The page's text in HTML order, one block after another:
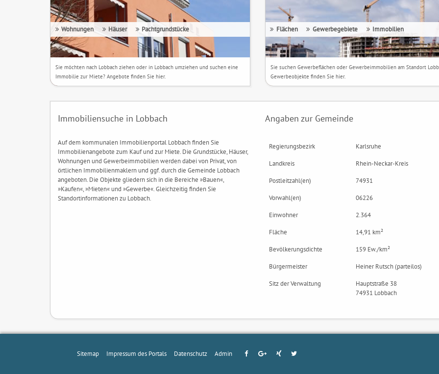
Wohnungen Häuser Pachtgrundstücke
Sie möchten nach Lobbach ziehen oder in Lobbach umziehen und suchen eine
Immobilie zur Miete? Angebote finden Sie hier.
Flächen Gewerbegebiete Immobilien
Sie suchen Gewerbeflächen oder Gewerbeimmobilien am Standort
Gewerbeobjekte finden Sie hier.
Immobiliensuche in Lobbach
Auf dem kommunalen Immobilienportal Lobbach finden Sie
Immobilienangebote zum Kauf und zur Miete. Die Grundstücke, Häuser,
Wohnungen und Gewerbeimmobilien werden dabei von Privat, von
örtlichen Immobilienmaklern und ggf. durch die Gemeinde Lobbach
angeboten. Die Objekte gliedern sich in die Bereiche »Bauen«,
»Kaufen«, »Mieten« und »Gewerbe«. Gleichzeitig finden Sie
Standortinformationen zu Lobbach.
Angaben zur Gemeinde
Regierungsbezirk
Karlsruhe
Landkreis
Rhein-Neckar-Kreis
Postleitzahl(en)
74931
Vorwahl(en)
06226
Einwohner
2.364
Fläche
14,91 km²
Bevölkerungsdichte
159 Ew./km²
Bürgermeister
Heiner Rutsch (parteilos)
Sitz der Verwaltung
Hauptstraße 38
74931 Lobbach
Sitemap Impressum des Portals Datenschutz Admin